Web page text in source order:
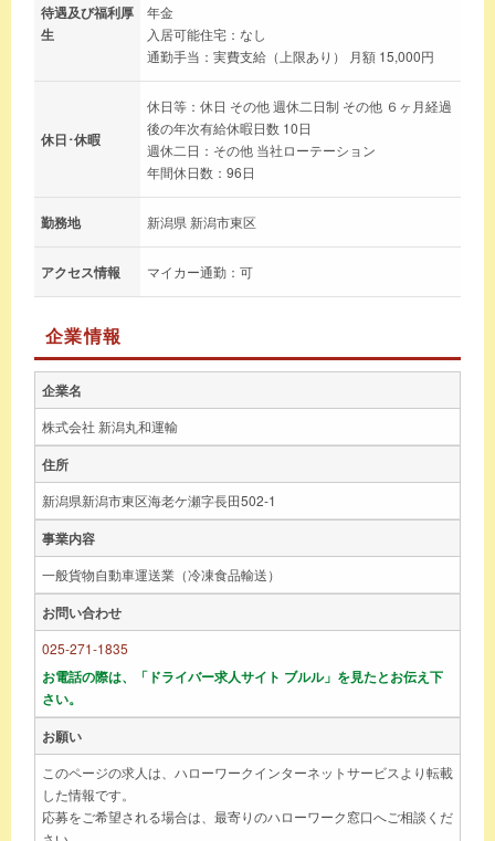
待遇及び福利厚
生
年金
入居可能住宅：なし
通勤手当：実費支給（上限あり） 月額 15,000円
休日･休暇
休日等：休日 その他 週休二日制 その他 ６ヶ月経過
後の年次有給休暇日数 10日
週休二日：その他 当社ローテーション
年間休日数：96日
勤務地 新潟県 新潟市東区
アクセス情報 マイカー通勤：可
企業情報
企業名
株式会社 新潟丸和運輸
住所
新潟県新潟市東区海老ケ瀬字長田502-1
事業内容
一般貨物自動車運送業（冷凍食品輸送）
お問い合わせ
025-271-1835
お電話の際は、「ドライバー求人サイト ブルル」を見たとお伝え下
さい。
お願い
このページの求人は、ハローワークインターネットサービスより転載
した情報です。
応募をご希望される場合は、最寄りのハローワーク窓口へご相談くだ